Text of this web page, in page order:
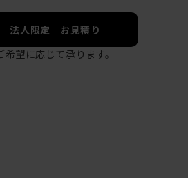
法人限定 お見積り
希望に応じて承ります。